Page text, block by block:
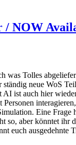
/ NOW
Tolles
neue WoS
AI ist auch hier
Eine Frage
so, aber könntet ihr
euch